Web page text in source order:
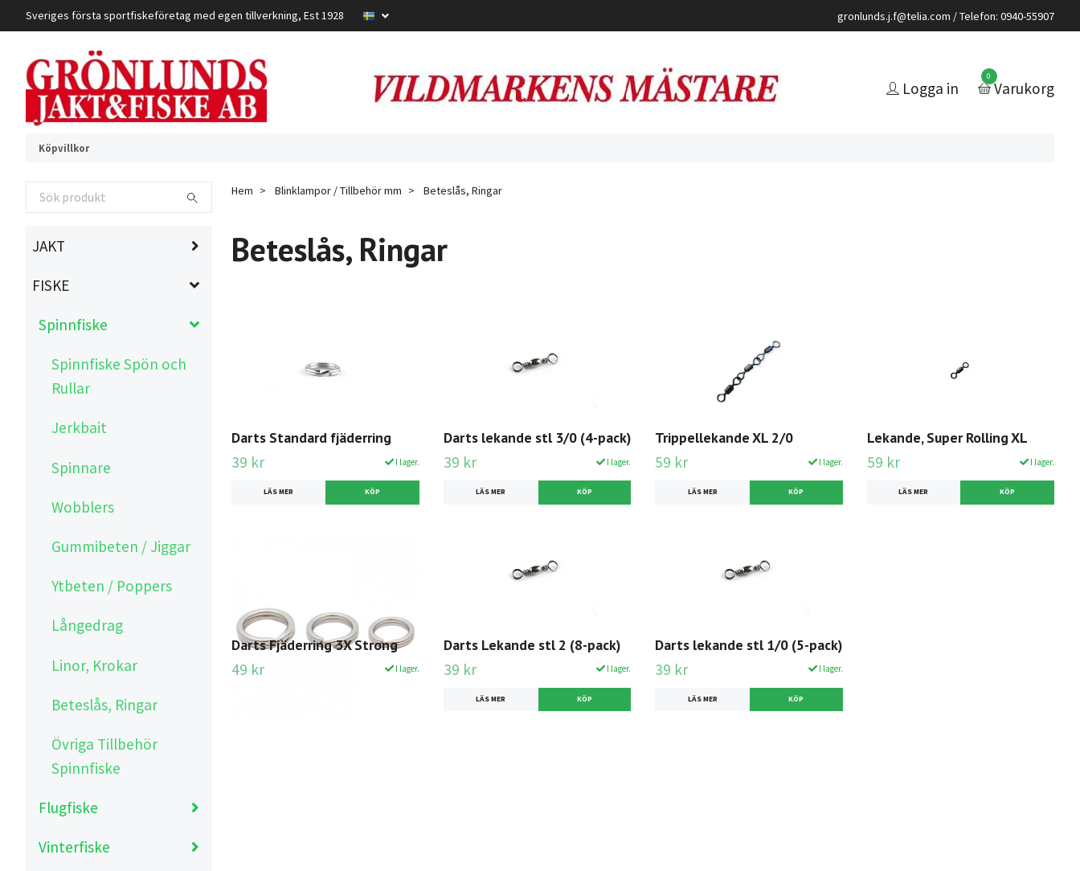
Sveriges första sportfiskeföretag med egen tillverkning, Est 1928 gronlunds.j.f@telia.com / Telefon: 0940-55907
Logga in
0
Varukorg
Köpvillkor
JAKT
FISKE
Spinnfiske
Spinnfiske Spön och
Rullar
Jerkbait
Spinnare
Wobblers
Gummibeten / Jiggar
Ytbeten / Poppers
Långedrag
Linor, Krokar
Beteslås, Ringar
Övriga Tillbehör
Spinnfiske
Flugfiske
Vinterfiske
Hem Blinklampor / Tillbehör mm Beteslås, Ringar
Beteslås, Ringar
Darts Standard fjäderring
39 kr I lager.
LÄS MER KÖP
Darts lekande stl 3/0 (4-pack)
39 kr I lager.
LÄS MER
Trippellekande XL 2/0
59 kr I lager.
LÄS MER
Lekande, Super Rolling XL
59 kr I lager.
LÄS MER KÖP
Darts Fjäderring 3X Strong
49 kr I lager.
Darts Lekande stl 2 (8-pack)
39 kr I lager.
LÄS MER
Darts lekande stl 1/0 (5-pack)
39 kr I lager.
LÄS MER